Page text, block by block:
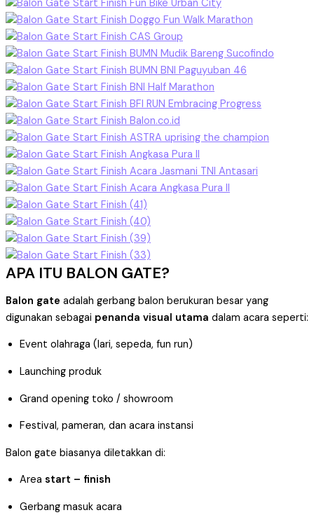
APA ITU BALON GATE?
Balon gate adalah gerbang balon berukuran besar yang
digunakan sebagai penanda visual utama dalam acara seperti:
Event olahraga (lari, sepeda, fun run)
Launching produk
Grand opening toko / showroom
Festival, pameran, dan acara instansi
Balon gate biasanya diletakkan di:
Area start – finish
Gerbang masuk acara